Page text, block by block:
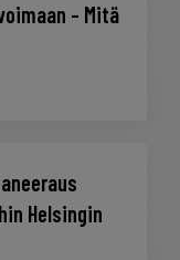
– Mitä
Helsingin